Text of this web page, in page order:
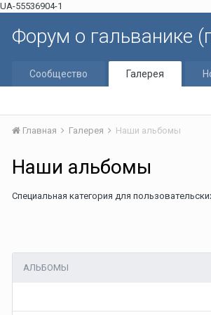
UA-55536904-1
Форум о гальванике
Сообщество Галерея
Главная Галерея Наши альбомы
Наши альбомы
Специальная категория для
АЛЬБОМЫ